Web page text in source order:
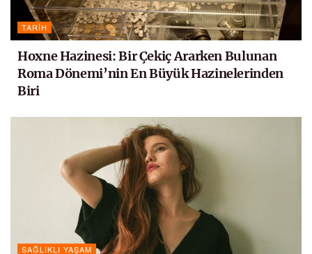
TARIH
Hoxne Hazinesi: Bir Çekiç Ararken Bulunan
Roma Dönemi’nin En Büyük Hazinelerinden
Biri
SAĞLIKLI YAŞAM